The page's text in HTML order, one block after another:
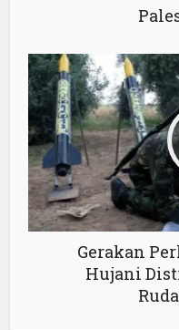
Gerakan
Hujani